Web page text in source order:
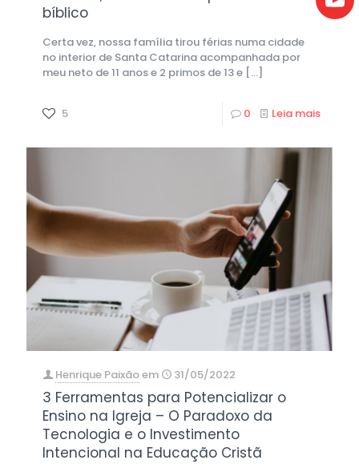
bíblico
Certa vez, nossa família tirou férias numa cidade
no interior de Santa Catarina acompanhada por
meu neto de 11 anos e 2 primos de 13 e […]
5 0 Leia mais
Henrique Paixãoem 31/05/2022
3 Ferramentas para Potencializar o
Ensino na Igreja – O Paradoxo da
Tecnologia e o Investimento
Intencional na Educação Cristã